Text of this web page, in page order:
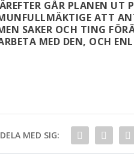
GÅR PLANEN
ATT
SAKER OCH TING
MED DEN, OCH
DELA MED SIG: